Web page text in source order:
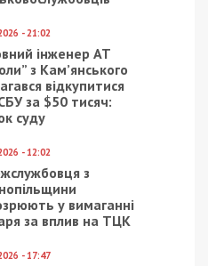
ОСМД и популизм: что
обсуждали депутаты
на 37 сессии
Днепровского
горсовета